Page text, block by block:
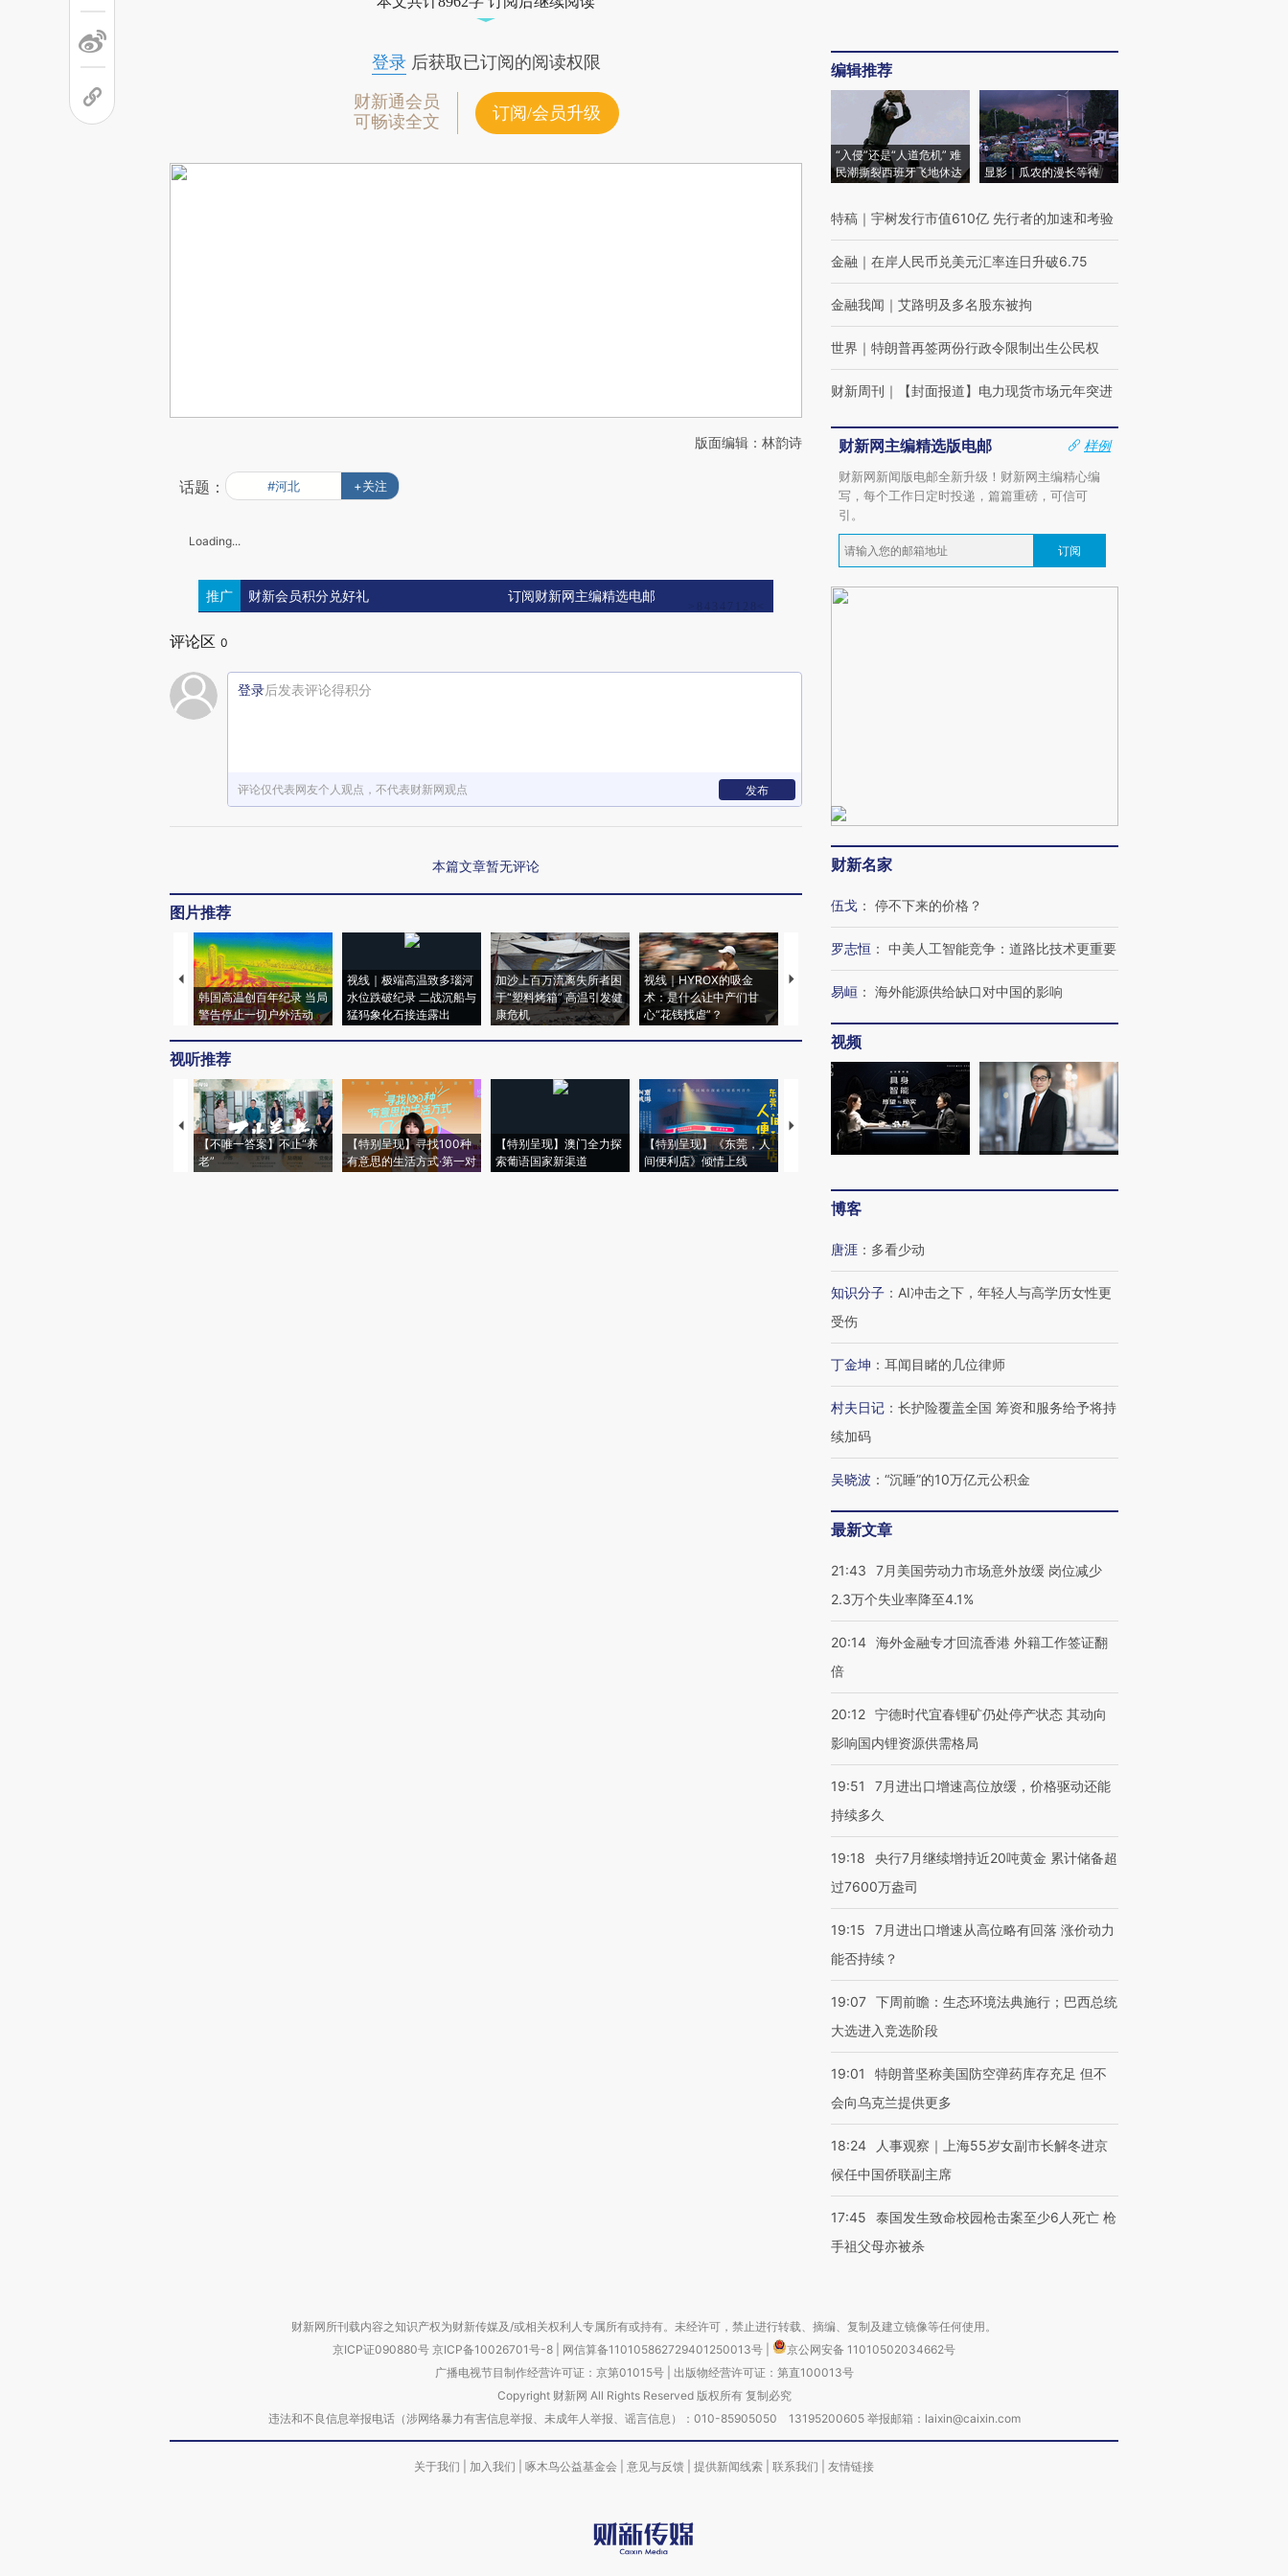
登录后获取已订阅的阅读权限
财新通会员
可畅读全文
订阅/会员升级
版面编辑：林韵诗
话题： #河北 +关注
Loading...
推广 财新会员积分兑好礼 订阅财新网主编精选电邮
评论区 0
登录后发表评论得积分
评论仅代表网友个人观点，不代表财新网观点 发布
本篇文章暂无评论
图片推荐
韩国高温创百年纪录 当局
警告停止一切户外活动
视线｜极端高温致多瑙河
水位跌破纪录 二战沉船与
猛犸象化石接连露出
加沙上百万流离失所者困
于“塑料烤箱” 高温引发健
康危机
视线｜HYROX的吸金
术：是什么让中产们甘
心“花钱找虐”？
马航飞行员跨国走私7万
粒摇头丸 尿检体内含3种
度Z世代 用街头抗争将教
视听推荐
【不唯一答案】不止“养
老”
【特别呈现】寻找100种
有意思的生活方式·第一对
【特别呈现】澳门全力探
索葡语国家新渠道
【特别呈现】《东莞，人
间便利店》倾情上线
【推广】走进第四届链博
会，让数智科技“链”接产
【特别呈现】寻找100种
【商旅对话】华住集团
CFO：不靠规模取胜，华
编辑推荐
“入侵”还是“人道危机” 难
民潮撕裂西班牙飞地休达
显影｜瓜农的漫长等待
特稿 ｜ 宇树发行市值610亿 先行者的加速和考验
金融 ｜ 在岸人民币兑美元汇率连日升破6.75
金融我闻 ｜ 艾路明及多名股东被拘
世界 ｜ 特朗普再签两份行政令限制出生公民权
财新周刊 ｜ 【封面报道】电力现货市场元年突进
财新网主编精选版电邮
样例
财新网新闻版电邮全新升级！财新网主编精心编
写，每个工作日定时投递，篇篇重磅，可信可
引。
订阅
财新名家
伍戈 ： 停不下来的价格？
罗志恒 ： 中美人工智能竞争：道路比技术更重要
易峘 ： 海外能源供给缺口对中国的影响
视频
博客
唐涯 ： 多看少动
知识分子 ： AI冲击之下，年轻人与高学历女性更
受伤
丁金坤 ： 耳闻目睹的几位律师
村夫日记 ： 长护险覆盖全国 筹资和服务给予将持
续加码
吴晓波 ： “沉睡”的10万亿元公积金
最新文章
21:43
7月美国劳动力市场意外放缓 岗位减少
2.3万个失业率降至4.1%
20:14 海外金融专才回流香港 外籍工作签证翻
倍
20:12 宁德时代宜春锂矿仍处停产状态 其动向
影响国内锂资源供需格局
19:51
7月进出口增速高位放缓，价格驱动还能
持续多久
19:18
央行7月继续增持近20吨黄金 累计储备超
过7600万盎司
19:15
7月进出口增速从高位略有回落 涨价动力
能否持续？
19:07 下周前瞻：生态环境法典施行；巴西总统
大选进入竞选阶段
19:01
特朗普坚称美国防空弹药库存充足 但不
会向乌克兰提供更多
18:24
人事观察｜上海55岁女副市长解冬进京
候任中国侨联副主席
17:45
泰国发生致命校园枪击案至少6人死亡 枪
手祖父母亦被杀
财新网所刊载内容之知识产权为财新传媒及/或相关权利人专属所有或持有。未经许可，禁止进行转载、摘编、复制及建立镜像等任何使用。
京ICP证090880号 京ICP备10026701号-8 网信算备110105862729401250013号
京公网安备 11010502034662号
广播电视节目制作经营许可证：京第01015号| 出版物经营许可证：第直100013号
Copyright 财新网 All Rights Reserved 版权所有 复制必究
违法和不良信息举报电话（涉网络暴力有害信息举报、未成年人举报、谣言信息）：010-85905050 13195200605 举报邮箱：laixin@caixin.com
关于我们 加入我们 啄木鸟公益基金会 意见与反馈 提供新闻线索 联系我们 友情链接